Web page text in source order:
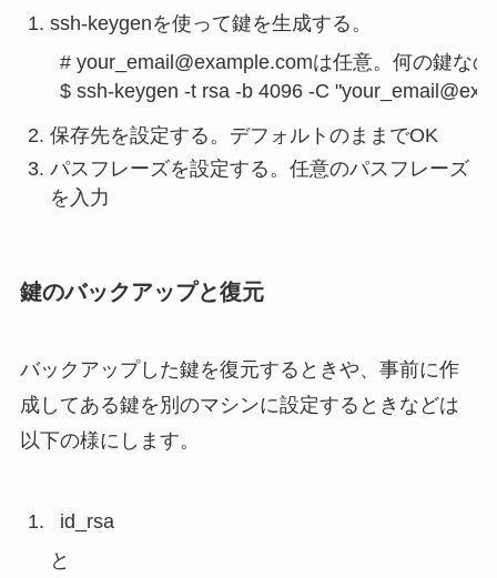
ssh-keygenを使って鍵を生成する。
# your_email@example.comは任意。何の鍵な
$ ssh-keygen -t rsa -b 4096 -C
保存先を設定する。デフォルトのままでOK
パスフレーズを設定する。任意のパスフレーズ
を入力
鍵のバックアップと復元
バックアップした鍵を復元するときや、事前に作
成してある鍵を別のマシンに設定するときなどは
以下の様にします。
id_rsa
と